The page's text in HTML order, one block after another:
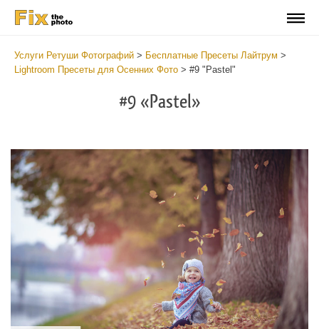
Услуги Ретуши Фотографий > Бесплатные Пресеты Лайтрум >
Lightroom Пресеты для Осенних Фото > #9 "Pastel"
#9 «Pastel»